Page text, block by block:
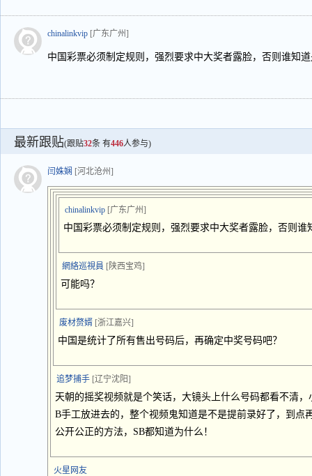
chinalinkvip [广东广州]
中国彩票必须制定规则，强烈要求中大奖者露脸，否则谁知
最新跟贴(跟贴32条 有446人参与)
闫姝娴 [河北沧州]
chinalinkvip [广东广州]
中国彩票必须制定规则，强烈要求中大奖者露脸，否则谁
網絡巡視員 [陕西宝鸡]
可能吗？
废材赘婿 [浙江嘉兴]
中国是统计了所有售出号码后，再确定中奖号码吧？
追梦捕手 [辽宁沈阳]
天朝的摇奖视频就是个笑话，大镜头上什么号码都看不清
B手工放进去的，整个视频鬼知道是不是提前录好了，到点
公开公正的方法，SB都知道为什么！
火星网友